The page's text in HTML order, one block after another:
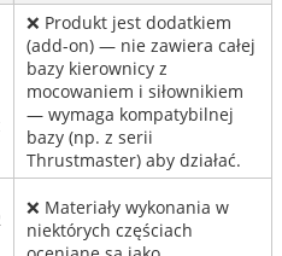
❌ Produkt jest dodatkiem
(add-on) — nie zawiera całej
bazy kierownicy z
mocowaniem i siłownikiem
— wymaga kompatybilnej
bazy (np. z serii
Thrustmaster) aby działać.
❌ Materiały wykonania w
niektórych częściach